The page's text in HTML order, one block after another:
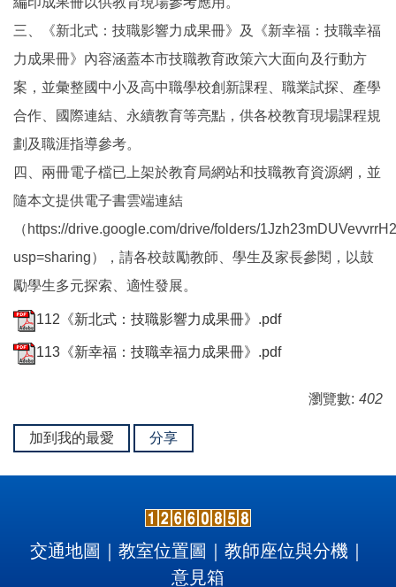
三、《新北式：技職影響力成果冊》及《新幸福：技職幸福
力成果冊》內容涵蓋本市技職教育政策六大面向及行動方
案，並彙整國中小及高中職學校創新課程、職業試探、產學
合作、國際連結、永續教育等亮點，供各校教育現場課程規
劃及職涯指導參考。
四、兩冊電子檔已上架於教育局網站和技職教育資源網，並
隨本文提供電子書雲端連結
（https://drive.google.com/drive/folders/
usp=sharing），請各校鼓勵教師、學生及家長參閱，以鼓
勵學生多元探索、適性發展。
112《新北式：技職影響力成果冊》.pdf
113《新幸福：技職幸福力成果冊》.pdf
瀏覽數: 402
加到我的最愛 分享
交通地圖 ｜ 教室位置圖 ｜ 教師座位與分機 ｜
意見箱